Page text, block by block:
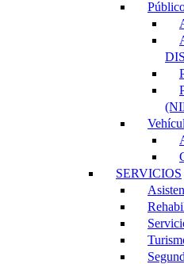
SERVICIOS